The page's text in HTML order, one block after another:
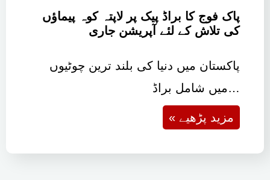
پاک فوج کا براڈ پیک پر لاپتہ کوہ پیماؤں
کی تلاش کے لئے آپریشن جاری
پاکستان میں دنیا کی بلند ترین چوٹیوں
میں شامل براڈ…
« مزید پڑھیے